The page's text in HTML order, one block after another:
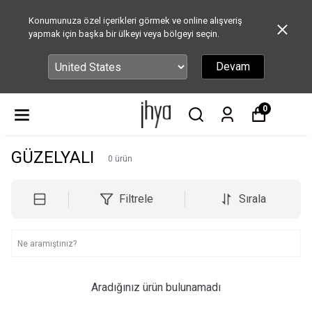
Konumunuza özel içerikleri görmek ve online alışveriş
yapmak için başka bir ülkeyi veya bölgeyi seçin.
Devam
0
GÜZELYALI 0 ürün
Filtrele Sırala
Aradığınız ürün bulunamadı